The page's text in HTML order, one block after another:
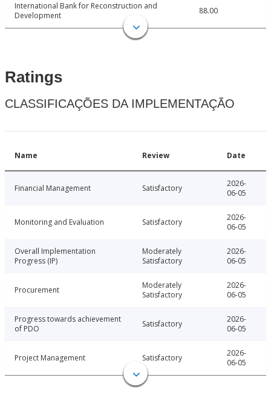
International Bank for Reconstruction and
Development
88.00
Ratings
CLASSIFICAÇÕES DA IMPLEMENTAÇÃO
Name Review Date
Financial Management Satisfactory
2026-
06-05
Monitoring and Evaluation Satisfactory
2026-
06-05
Overall Implementation
Progress (IP)
Moderately
Satisfactory
2026-
06-05
Procurement
Moderately
Satisfactory
2026-
06-05
Progress towards achievement
of PDO
Satisfactory
2026-
06-05
Project Management Satisfactory
2026-
06-05